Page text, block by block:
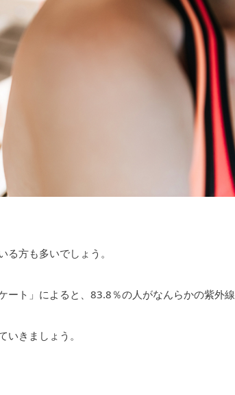
方も多いでしょう。
ート」によると、83.8％の人がなんらかの紫外線
きましょう。